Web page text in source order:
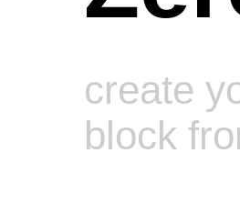
create
block